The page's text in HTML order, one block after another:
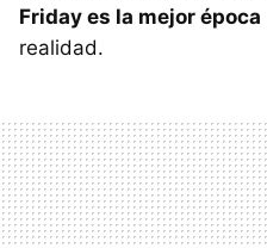
Friday es la mejor época
realidad.